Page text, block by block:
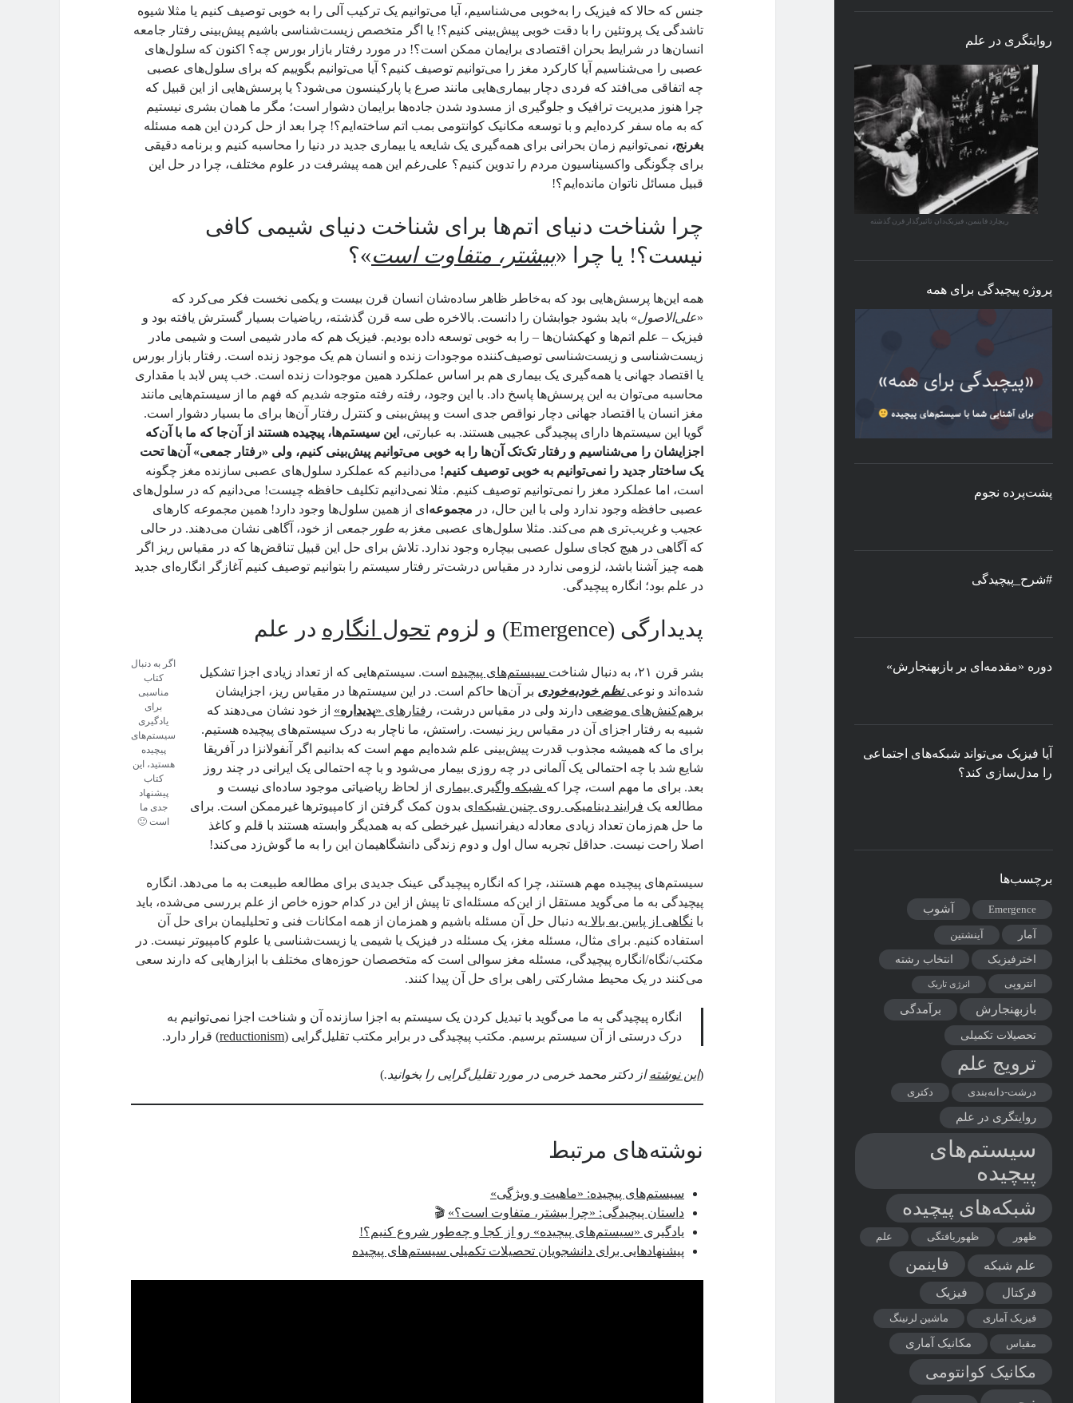
روایتگری در علم
ریچارد فاینمن، فیزیک‌دان تاثیرگذار قرن گذشته
پروژه پیچیدگی برای همه
پشت‌پرده نجوم
#شرح_پیچیدگی
دوره «مقدمه‌ای بر بازبهنجارش»
آیا فیزیک می‌تواند شبکه‌های اجتماعی
را مدل‌سازی کند؟
برچسب‌ها
Emergence آشوب
آمار آینشتین
اخترفیزیک انتخاب رشته
انتروپی انرژی تاریک
بازبهنجارش برآمدگی
تحصیلات تکمیلی
ترویج علم
درشت-دانه‌بندی دکتری
روایتگری در علم
سیستم‌های
پیچیده
شبکه‌های پیچیده
ظهور ظهوریافتگی علم
علم شبکه فاینمن
فرکتال فیزیک
فیزیک آماری ماشین لرنینگ
مقیاس مکانیک آماری
مکانیک کوانتومی
جنس که حالا که فیزیک را به‌خوبی می‌شناسیم‌، آیا می‌توانیم یک ترکیب آلی را به خوبی توصیف کنیم یا مثلا شیوه
تاشدگی یک پروتئین را با دقت خوبی پیش‌بینی کنیم؟! یا اگر متخصص زیست‌شناسی باشیم پیش‌بینی رفتار جامعه
انسان‌ها در شرایط بحران اقتصادی برایمان ممکن است؟! در مورد رفتار بازار بورس چه؟ اکنون که سلول‌های
عصبی را می‌شناسیم آیا کارکرد مغز را می‌توانیم توصیف کنیم؟ آیا می‌توانیم بگوییم که برای سلول‌های عصبی
چه اتفاقی می‌افتد که فردی دچار بیماری‌هایی مانند صرع یا پارکینسون می‌شود؟ یا پرسش‌هایی از این قبیل که
چرا هنوز مدیریت ترافیک و جلوگیری از مسدود شدن جاده‌ها برایمان دشوار است؛ مگر ما همان بشری نیستیم
که به ماه سفر کرده‌ایم و با توسعه مکانیک کوانتومی بمب اتم ساخته‌ایم؟! چرا بعد از حل کردن این همه مسئله
بغرنج، نمی‌توانیم زمان بحرانی برای همه‌گیری یک شایعه یا بیماری جدید در دنیا را محاسبه کنیم و برنامه دقیقی
برای چگونگی واکسیناسیون مردم را تدوین کنیم؟ علی‌رغم این همه پیشرفت در علوم مختلف، چرا در حل این
قبیل مسائل ناتوان مانده‌ایم؟!
چرا شناخت دنیای اتم‌ها برای شناخت دنیای شیمی کافی
نیست؟! یا چرا «بیشتر، متفاوت است»؟
همه این‌ها پرسش‌هایی بود که به‌خاطر ظاهر ساده‌شان انسان قرن بیست‌ و یکمی نخست فکر می‌کرد که
«علی‌الاصول» باید بشود جوابشان را دانست. بالاخره طی سه قرن گذشته، ریاضیات بسیار گسترش یافته بود و
فیزیک – علم اتم‌ها و کهکشان‌ها – را به خوبی توسعه داده‌ بودیم. فیزیک هم که مادر شیمی است و شیمی مادر
زیست‌شناسی و زیست‌شناسی توصیف‌کننده موجودات زنده و انسان‌ هم یک موجود زنده است. رفتار بازار بورس
یا اقتصاد جهانی یا همه‌گیری یک بیماری هم بر اساس عملکرد همین موجودات زنده است. خب پس لابد با مقداری
محاسبه می‌توان به این پرسش‌ها پاسخ داد. با این وجود، رفته رفته متوجه شدیم که فهم ما از سیستم‌هایی مانند
مغز انسان یا اقتصاد جهانی دچار نواقص جدی است و پیش‌بینی و کنترل رفتار آن‌ها برای ما بسیار دشوار است.
گویا این سیستم‌ها دارای پیچیدگی عجیبی هستند. به عبارتی، این سیستم‌ها، پیچیده هستند از آن‌جا که ما با آن‌که
اجزایشان را می‌شناسیم و رفتار تک‌تک ‌آن‌ها را به خوبی می‌توانیم پیش‌بینی کنیم، ولی «رفتار جمعی» آن‌ها تحت
یک ساختار جدید را نمی‌توانیم به خوبی توصیف کنیم! می‌دانیم که عملکرد سلول‌های عصبی سازنده مغز چگونه‌
است، اما عملکرد مغز را نمی‌توانیم توصیف کنیم. مثلا نمی‌دانیم تکلیف حافظه چیست! می‌دانیم که در سلول‌های
عصبی حافظه وجود ندارد ولی با این حال، در مجموعه‌ ای از همین سلول‌ها وجود دارد! همین مجموعه کارهای
عجیب و غریب‌تری هم می‌کند. مثلا سلول‌های عصبی مغز به طور جمعی از خود، آگاهی نشان می‌دهند. در حالی
که آگاهی در هیچ کجای سلول عصبی بیچاره وجود ندارد. تلاش برای حل این قبیل تناقض‌ها که در مقیاس ریز اگر
همه چیز آشنا باشد، لزومی ندارد در مقیاس درشت‌تر رفتار سیستم را بتوانیم توصیف کنیم آغازگر انگاره‌ای جدید
در علم بود؛ انگاره پیچیدگی.
پدیدارگی (Emergence) و لزوم تحول انگاره در علم
اگر به دنبال
کتاب
مناسبی
برای
یادگیری
سیستم‌های
پیچیده
هستید، این
کتاب
پیشنهاد
جدی ما
است 🙂
بشر قرن ۲۱، به دنبال شناخت سیستم‌های پیچیده است. سیستم‌هایی که از تعداد زیادی اجزا تشکیل
شده‌اند و نوعینظم خودبه‌خودی بر آن‌ها حاکم است. در این سیستم‌ها در مقیاس ریز، اجزایشان
برهم‌کنش‌های موضعی دارند ولی در مقیاس درشت، رفتارهای «پدیداره» از خود نشان می‌دهند که
شبیه به رفتار اجزای آن در مقیاس ریز نیست. راستش، ما ناچار به درک سیستم‌های پیچیده هستیم.
برای ما که همیشه مجذوب قدرت پیش‌بینی علم شده‌ایم مهم است که بدانیم اگر آنفولانزا در آفریقا
شایع شد با چه احتمالی یک آلمانی در چه روزی بیمار می‌شود و با چه احتمالی یک ایرانی در چند روز
بعد. برای ما مهم است، چرا که شبکه واگیری بیماری از لحاظ ریاضیاتی موجود ساده‌ای نیست و
مطالعه یک فرایند دینامیکی روی چنین شبکه‌ای بدون کمک گرفتن از کامپیوترها غیرممکن است. برای
ما حل هم‌زمان تعداد زیادی معادله دیفرانسیل غیرخطی که به‌ همدیگر وابسته هستند با قلم و کاغذ
اصلا راحت نیست. حداقل تجربه سال اول و دوم زندگی دانشگاهیمان این را به ما گوش‌زد می‌کند!
سیستم‌های پیچیده مهم هستند، چرا که انگاره پیچیدگی عینک جدیدی برای مطالعه طبیعت به ما می‌دهد. انگاره
پیچیدگی به ما می‌گوید مستقل از این‌که مسئله‌ای تا پیش از این در کدام حوزه‌ خاص از علم بررسی می‌شده، باید
با نگاهی از پایین‌ به بالا به دنبال حل آن مسئله باشیم و همزمان از همه امکانات فنی و تحلیلیمان برای حل آن
استفاده کنیم. برای مثال، مسئله مغز، یک مسئله در فیزیک یا شیمی یا زیست‌شناسی یا علوم کامپیوتر نیست. در
مکتب/نگاه/انگاره پیچیدگی، مسئله مغز سوالی است که متخصصان حوزه‌های مختلف با ابزارهایی که دارند سعی
می‌کنند در یک محیط مشارکتی راهی برای حل آن پیدا کنند.
انگاره پیچیدگی به ما می‌گوید با تبدیل کردن یک سیستم به اجزا سازنده آن و شناخت اجزا نمی‌توانیم به
درک درستی از آن سیستم برسیم. مکتب پیچیدگی در برابر مکتب تقلیل‌گرایی (reductionism) قرار دارد.
(این نوشتهاز دکتر محمد خرمی در مورد تقلیل‌گرایی را بخوانید.)
نوشته‌های مرتبط
سیستم‌های پیچیده: «ماهیت و ویژگی‌»
داستان پیچیدگی: «چرا بیشتر، متفاوت است؟» 🎬
یادگیری «سیستم‌های پیچیده» رو از کجا و چه‌طور شروع کنیم؟!
پیشنهادهایی برای دانشجویان تحصیلات تکمیلی سیستم‌های پیچیده